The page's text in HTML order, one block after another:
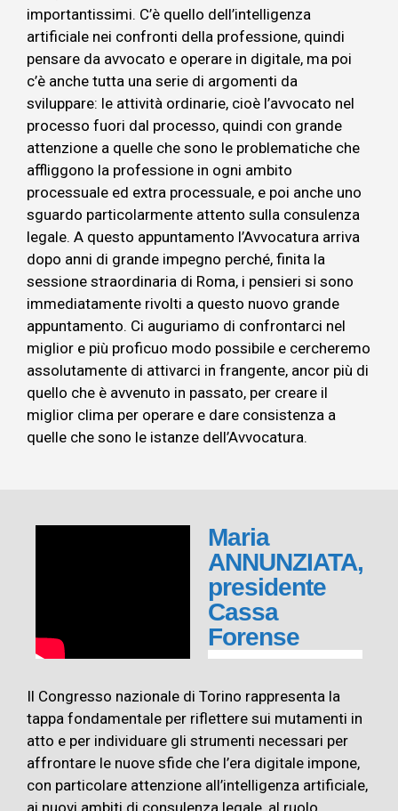
importantissimi. C’è quello dell’intelligenza
artificiale nei confronti della professione, quindi
pensare da avvocato e operare in digitale, ma poi
c’è anche tutta una serie di argomenti da
sviluppare: le attività ordinarie, cioè l’avvocato nel
processo fuori dal processo, quindi con grande
attenzione a quelle che sono le problematiche che
affliggono la professione in ogni ambito
processuale ed extra processuale, e poi anche uno
sguardo particolarmente attento sulla consulenza
legale. A questo appuntamento l’Avvocatura arriva
dopo anni di grande impegno perché, finita la
sessione straordinaria di Roma, i pensieri si sono
immediatamente rivolti a questo nuovo grande
appuntamento. Ci auguriamo di confrontarci nel
miglior e più proficuo modo possibile e cercheremo
assolutamente di attivarci in frangente, ancor più di
quello che è avvenuto in passato, per creare il
miglior clima per operare e dare consistenza a
quelle che sono le istanze dell’Avvocatura.
Maria
ANNUNZIATA,
presidente
Cassa
Forense
Il Congresso nazionale di Torino rappresenta la
tappa fondamentale per riflettere sui mutamenti in
atto e per individuare gli strumenti necessari per
affrontare le nuove sfide che l’era digitale impone,
con particolare attenzione all’intelligenza artificiale,
ai nuovi ambiti di consulenza legale, al ruolo